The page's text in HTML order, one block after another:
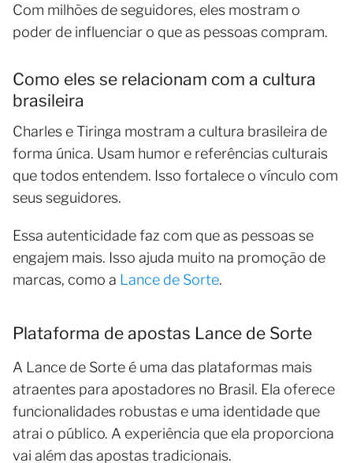
Com milhões de seguidores, eles mostram o
poder de influenciar o que as pessoas compram.
Como eles se relacionam com a cultura
brasileira
Charles e Tiringa mostram a cultura brasileira de
forma única. Usam humor e referências culturais
que todos entendem. Isso fortalece o vínculo com
seus seguidores.
Essa autenticidade faz com que as pessoas se
engajem mais. Isso ajuda muito na promoção de
marcas, como a Lance de Sorte.
Plataforma de apostas Lance de Sorte
A Lance de Sorte é uma das plataformas mais
atraentes para apostadores no Brasil. Ela oferece
funcionalidades robustas e uma identidade que
atrai o público. A experiência que ela proporciona
vai além das apostas tradicionais.